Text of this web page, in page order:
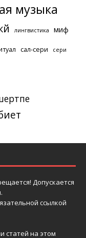
музыка
лингвистика миф
сал-сери сери
Допускается
ссылкой
статей на этом